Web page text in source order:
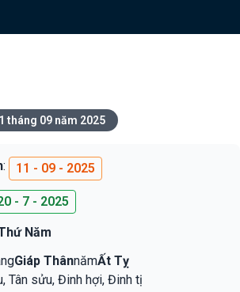
tháng 09 năm 2025
: 11 - 09 - 2025
- 7 - 2025
Năm
Giáp ThânnămẤt Tỵ
Tân sửu, Đinh hợi, Đinh tị